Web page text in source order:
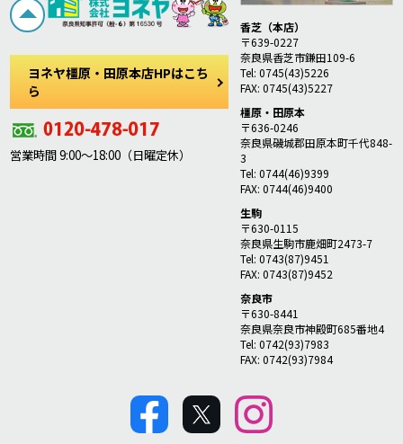
ヨネヤ橿原・田原本店HPはこち
ら
営業時間 9:00～18:00（日曜定休）
香芝（本店）
〒639-0227
奈良県香芝市鎌田109-6
Tel: 0745(43)5226
FAX: 0745(43)5227
橿原・田原本
〒636-0246
奈良県磯城郡田原本町千代848-
3
Tel: 0744(46)9399
FAX: 0744(46)9400
生駒
〒630-0115
奈良県生駒市鹿畑町2473-7
Tel: 0743(87)9451
FAX: 0743(87)9452
奈良市
〒630-8441
奈良県奈良市神殿町685番地4
Tel: 0742(93)7983
FAX: 0742(93)7984